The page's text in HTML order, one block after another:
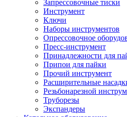
Запрессовочные тиски
Инструмент
Ключи
Наборы инструментов
Опрессовочное
Пресс-инструмент
Принадлежности для
Припои для пайки
Прочий инструмент
Расширительные
Резьбонарезной
Труборезы
Экспандеры